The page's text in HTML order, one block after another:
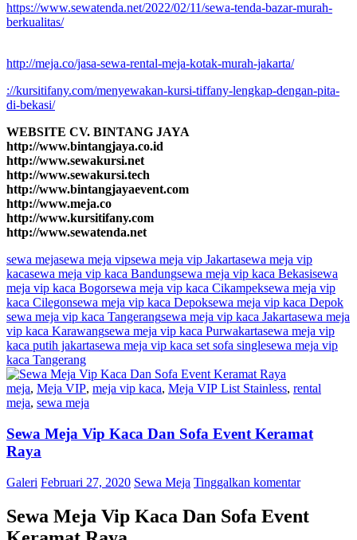
https://www.sewatenda.net/2022/02/11/sewa-tenda-bazar-murah-
berkualitas/
http://meja.co/jasa-sewa-rental-meja-kotak-murah-jakarta/
://kursitifany.com/menyewakan-kursi-tiffany-lengkap-dengan-pita-
di-bekasi/
WEBSITE CV. BINTANG JAYA
http://www.bintangjaya.co.id
http://www.sewakursi.net
http://www.sewakursi.tech
http://www.bintangjayaevent.com
http://www.meja.co
http://www.kursitifany.com
http://www.sewatenda.net
sewa mejasewa meja vipsewa meja vip Jakartasewa meja vip
kacasewa meja vip kaca Bandungsewa meja vip kaca Bekasisewa
meja vip kaca Bogorsewa meja vip kaca Cikampeksewa meja vip
kaca Cilegonsewa meja vip kaca Depoksewa meja vip kaca Depok
sewa meja vip kaca Tangerangsewa meja vip kaca Jakartasewa meja
vip kaca Karawangsewa meja vip kaca Purwakartasewa meja vip
kaca putih jakartasewa meja vip kaca set sofa singlesewa meja vip
kaca Tangerang
meja, Meja VIP, meja vip kaca, Meja VIP List Stainless, rental
meja, sewa meja
Sewa Meja Vip Kaca Dan Sofa Event Keramat
Raya
Galeri Februari 27, 2020 Sewa Meja Tinggalkan komentar
Sewa Meja Vip Kaca Dan Sofa Event